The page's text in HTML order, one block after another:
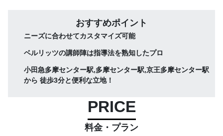
おすすめポイント
ニーズに合わせてカスタマイズ可能
ベルリッツの講師陣は指導法を熟知したプロ
小田急多摩センター駅,多摩センター駅,京王多摩センター駅
から 徒歩3分と便利な立地！
PRICE
料金・プラン